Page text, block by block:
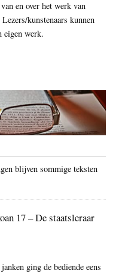
en over het werk van
kunstenaars kunnen
eigen werk.
blijven sommige teksten
17 – De staatsleraar
ging de bediende eens